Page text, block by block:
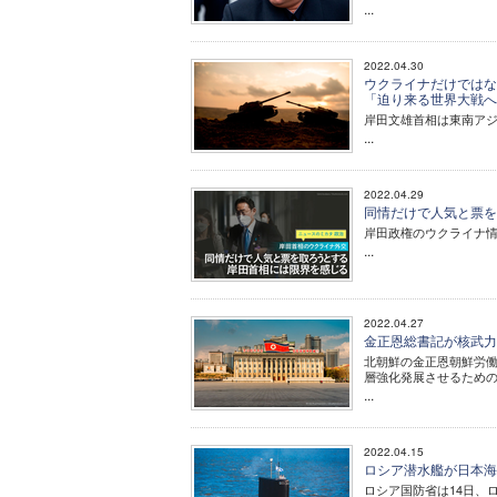
...
2022.04.30
ウクライナだけでは
「迫り来る世界大戦
岸田文雄首相は東南ア
...
2022.04.29
同情だけで人気と票
岸田政権のウクライナ
...
2022.04.27
金正恩総書記が核武
北朝鮮の金正恩朝鮮労
層強化発展させるため
...
2022.04.15
ロシア潜水艦が日本
ロシア国防省は14日、